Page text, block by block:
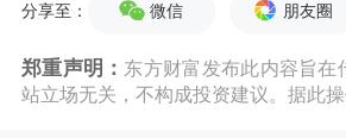
许单向卖出交易并转出资
期满后，境外机构全面
分享至： 微信 朋友圈
郑重声明： 东方财富发布此内容旨在
站立场无关，不构成投资建议。据此操